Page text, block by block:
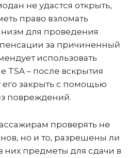
не удастся открыть,
право взломать
для проведения
за причиненный
использовать
TSA – после вскрытия
закрыть с помощью
повреждений.
проверять не
но и то, разрешены ли
них предметы для сдачи в